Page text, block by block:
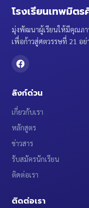
โรงเรียนเทพมิตร
มุ่งพัฒนาผู้เรียนให้มีคุณภ
เพื่อก้าวสู่ศตวรรษที่ 21 อย่
ลิงก์ด่วน
เกี่ยวกับเรา
หลักสูตร
ข่าวสาร
รับสมัครนักเรียน
ติดต่อเรา
ติดต่อเรา